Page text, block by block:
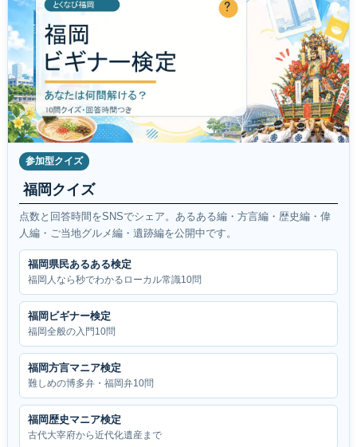
参加型クイズ
福岡クイズ
点数と回答時間をSNSでシェア。あるある編・方言編・歴史編・偉
人編・ご当地グルメ編・遺跡編を公開中です。
福岡県民あるある検定
福岡人なら秒でわかるローカル常識10問
福岡ビギナー検定
福岡全般の入門10問
福岡方言マニア検定
難しめの博多弁・福岡弁10問
福岡歴史マニア検定
古代大宰府から近代化遺産まで